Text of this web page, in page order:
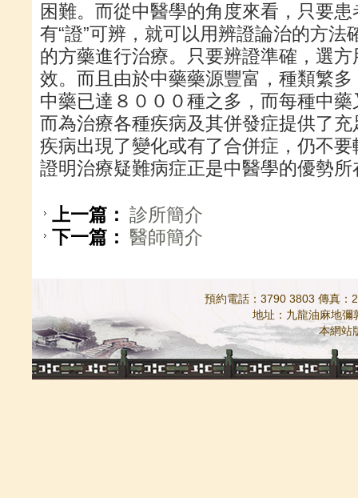
困難。而從中醫學的角度來看，只要
有“證”可辨，就可以用辨證論治的方
的方藥進行治療。只要辨證準確，選
效。而且由於中藥藥源豐富，種類繁
中藥已達８０００種之多，而每種中
而為治療各種疾病及其併發症提供了充
疾病出現了變化或有了合併症，仍不
證明治療疑難病症正是中醫學的優勢所
上一篇： 診所簡介
下一篇： 醫師簡介
預約電話：3790 3803 傳真：
地址：九龍油麻地
本網站